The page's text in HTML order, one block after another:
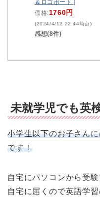
＆ロゴポート ]
価格:1760円
(2024/4/12 22:44時点)
感想(8件)
未就学児でも英
小学生以下のお子さん
です！
自宅にパソコンから受
自宅に届くので英語学